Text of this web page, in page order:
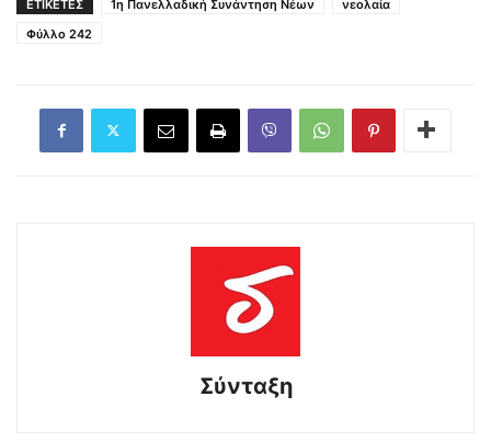
ΕΤΙΚΕΤΕΣ 1η Πανελλαδική Συνάντηση Νέων
νεολαία
Φύλλο 242
Σύνταξη